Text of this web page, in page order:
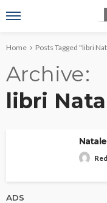
Home Posts Tagged "libri
Archive
libri
ADS